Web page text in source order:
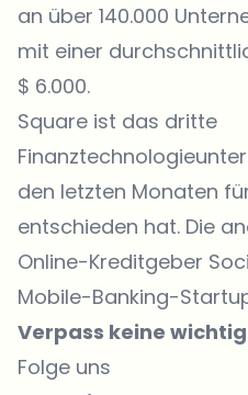
an über 140.000
mit einer
$ 6.000.
Square ist das dritte
den letzten Monaten
entschieden hat. Die
Online-Kreditgeber
Mobile-Banking-
Verpass keine
Folge uns